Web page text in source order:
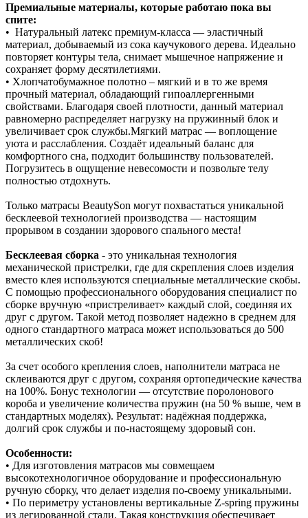
Премиальные материалы, которые работаю пока вы
спите:
• Натуральный латекс премиум‑класса — эластичный
материал, добываемый из сока каучукового дерева. Идеально
повторяет контуры тела, снимает мышечное напряжение и
сохраняет форму десятилетиями.
• Хлопчатобумажное полотно – мягкий и в то же время
прочный материал, обладающий гипоаллергенными
свойствами. Благодаря своей плотности, данный материал
равномерно распределяет нагрузку на пружинный блок и
увеличивает срок службы.Мягкий матрас — воплощение
уюта и расслабления. Создаёт идеальный баланс для
комфортного сна, подходит большинству пользователей.
Погрузитесь в ощущение невесомости и позвольте телу
полностью отдохнуть.
Только матрасы BeautySon могут похвастаться уникальной
бесклеевой технологией производства — настоящим
прорывом в создании здорового спального места!
Бесклеевая сборка - это уникальная технология
механической пристрелки, где для скрепления слоев изделия
вместо клея используются специальные металлические скобы.
С помощью профессионального оборудования специалист по
сборке вручную «пристреливает» каждый слой, соединяя их
друг с другом. Такой метод позволяет надежно в среднем для
одного стандартного матраса может использоваться до 500
металлических скоб!
За счет особого крепления слоев, наполнители матраса не
склеиваются друг с другом, сохраняя ортопедические качества
на 100%. Бонус технологии — отсутствие поролонового
короба и увеличение количества пружин (на 50 % выше, чем в
стандартных моделях). Результат: надёжная поддержка,
долгий срок службы и по‑настоящему здоровый сон.
Особенности:
• Для изготовления матрасов мы совмещаем
высокотехнологичное оборудование и профессиональную
ручную сборку, что делает изделия по-своему уникальными.
• По периметру установлены вертикальные Z-spring пружины
из легированной стали. Такая конструкция обеспечивает